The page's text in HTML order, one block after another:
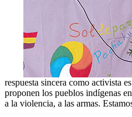
respuesta sincera como activista
proponen los pueblos indígenas
a la violencia, a las armas.